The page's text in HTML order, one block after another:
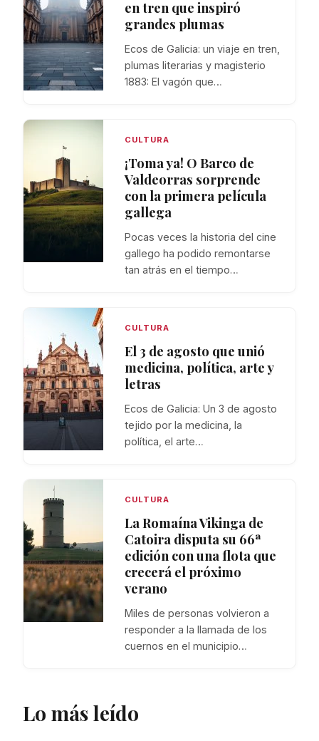
en tren que inspiró
grandes plumas
Ecos de Galicia: un viaje en tren,
plumas literarias y magisterio
1883: El vagón que…
CULTURA
¡Toma ya! O Barco de
Valdeorras sorprende
con la primera película
gallega
Pocas veces la historia del cine
gallego ha podido remontarse
tan atrás en el tiempo…
CULTURA
El 3 de agosto que unió
medicina, política, arte y
letras
Ecos de Galicia: Un 3 de agosto
tejido por la medicina, la
política, el arte…
CULTURA
La Romaína Vikinga de
Catoira disputa su 66ª
edición con una flota que
crecerá el próximo
verano
Miles de personas volvieron a
responder a la llamada de los
cuernos en el municipio…
Lo más leído